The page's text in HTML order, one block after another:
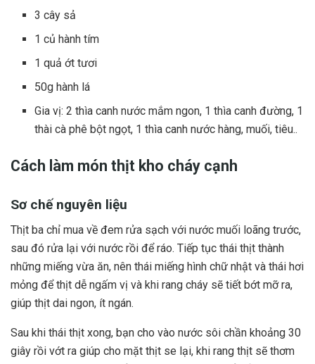
3 cây sả
1 củ hành tím
1 quả ớt tươi
50g hành lá
Gia vị: 2 thìa canh nước mắm ngon, 1 thìa canh đường, 1
thài cà phê bột ngọt, 1 thìa canh nước hàng, muối, tiêu..
Cách làm món thịt kho cháy cạnh
Sơ chế nguyên liệu
Thịt ba chỉ mua về đem rửa sạch với nước muối loãng trước,
sau đó rửa lại với nước rồi để ráo. Tiếp tục thái thịt thành
những miếng vừa ăn, nên thái miếng hình chữ nhật và thái hơi
mỏng để thịt dễ ngấm vị và khi rang cháy sẽ tiết bớt mỡ ra,
giúp thịt dai ngon, ít ngán.
Sau khi thái thịt xong, bạn cho vào nước sôi chần khoảng 30
giây rồi vớt ra giúp cho mặt thịt se lại, khi rang thịt sẽ thơm